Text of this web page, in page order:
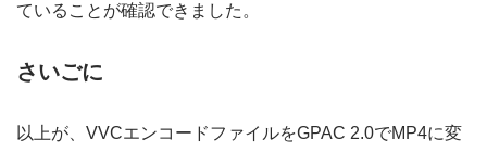
ていることが確認できました。
さいごに
以上が、VVCエンコードファイルをGPAC 2.0でMP4に変